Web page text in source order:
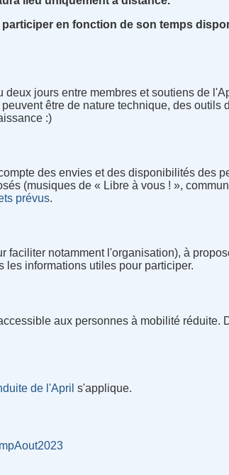
en fonction de son temps
jours entre membres et soutiens de
être de nature technique, des outils
:)
des envies et des disponibilités des
(musiques de « Libre à vous ! »,
prévus.
faciliter notamment l'organisation), à
les informations utiles pour participer.
aux personnes à mobilité réduite.
de l'April s'applique.